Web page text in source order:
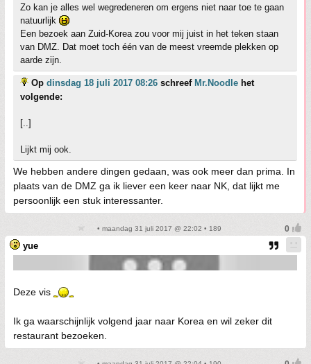
Zo kan je alles wel wegredeneren om ergens niet naar toe te gaan
natuurlijk
Een bezoek aan Zuid-Korea zou voor mij juist in het teken staan
van DMZ. Dat moet toch één van de meest vreemde plekken op
aarde zijn.
Op dinsdag 18 juli 2017 08:26 schreef Mr.Noodle het
volgende:
[..]
Lijkt mij ook.
We hebben andere dingen gedaan, was ook meer dan prima. In
plaats van de DMZ ga ik liever een keer naar NK, dat lijkt me
persoonlijk een stuk interessanter.
• maandag 31 juli 2017 @ 22:02 • 189
yue
Deze vis
Ik ga waarschijnlijk volgend jaar naar Korea en wil zeker dit
restaurant bezoeken.